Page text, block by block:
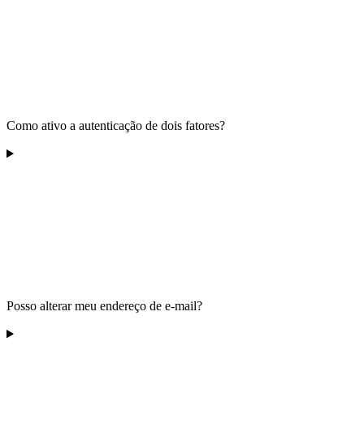
Como ativo a autenticação de dois fatores?
Posso alterar meu endereço de e-mail?